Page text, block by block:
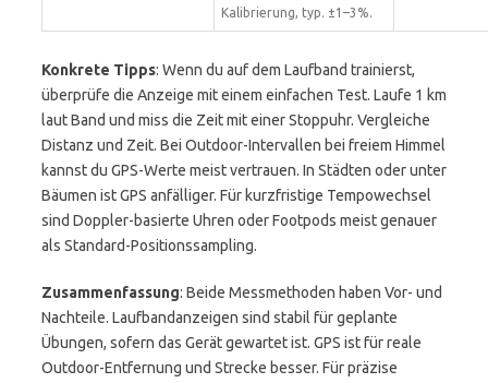
Kalibrierung, typ. ±1–3%.
Konkrete Tipps: Wenn du auf dem Laufband trainierst,
überprüfe die Anzeige mit einem einfachen Test. Laufe 1 km
laut Band und miss die Zeit mit einer Stoppuhr. Vergleiche
Distanz und Zeit. Bei Outdoor-Intervallen bei freiem Himmel
kannst du GPS-Werte meist vertrauen. In Städten oder unter
Bäumen ist GPS anfälliger. Für kurzfristige Tempowechsel
sind Doppler-basierte Uhren oder Footpods meist genauer
als Standard-Positionssampling.
Zusammenfassung: Beide Messmethoden haben Vor- und
Nachteile. Laufbandanzeigen sind stabil für geplante
Übungen, sofern das Gerät gewartet ist. GPS ist für reale
Outdoor-Entfernung und Strecke besser. Für präzise